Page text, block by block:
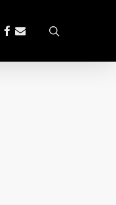
facebook
email